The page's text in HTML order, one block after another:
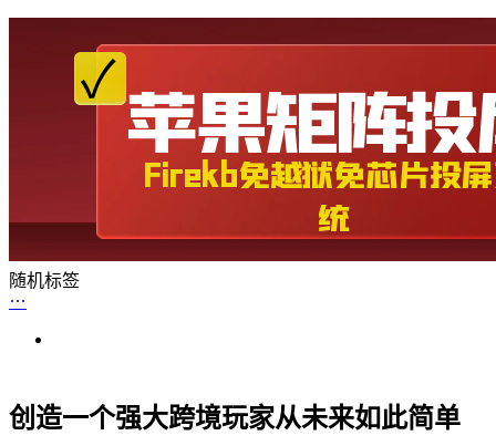
随机标签
创造一个强大跨境玩家从未来如此简单